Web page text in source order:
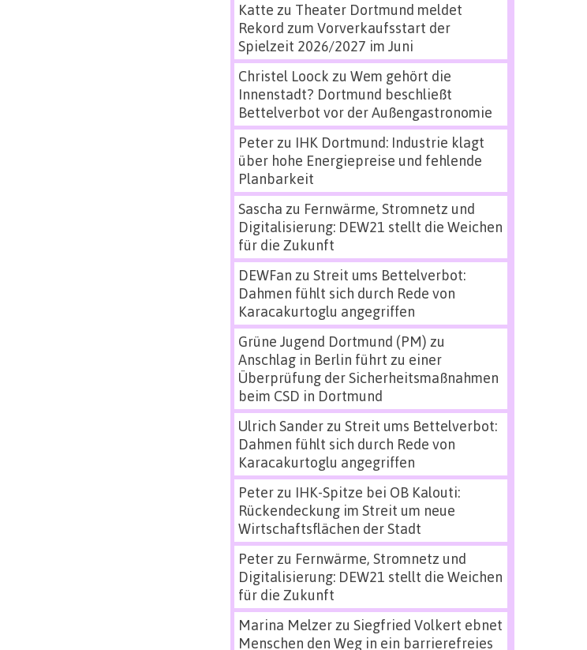
Katte zu Theater Dortmund meldet
Rekord zum Vorverkaufsstart der
Spielzeit 2026/2027 im Juni
Christel Loock zu Wem gehört die
Innenstadt? Dortmund beschließt
Bettelverbot vor der Außengastronomie
Peterzu IHK Dortmund: Industrie klagt
über hohe Energiepreise und fehlende
Planbarkeit
Sascha zu Fernwärme, Stromnetz und
Digitalisierung: DEW21 stellt die Weichen
für die Zukunft
DEWFan zu Streit ums Bettelverbot:
Dahmen fühlt sich durch Rede von
Karacakurtoglu angegriffen
Grüne Jugend Dortmund (PM) zu
Anschlag in Berlin führt zu einer
Überprüfung der Sicherheitsmaßnahmen
beim CSD in Dortmund
Ulrich Sanderzu Streit ums Bettelverbot:
Dahmen fühlt sich durch Rede von
Karacakurtoglu angegriffen
Peterzu IHK-Spitze bei OB Kalouti:
Rückendeckung im Streit um neue
Wirtschaftsflächen der Stadt
Peterzu Fernwärme, Stromnetz und
Digitalisierung: DEW21 stellt die Weichen
für die Zukunft
Marina Melzerzu Siegfried Volkert ebnet
Menschen den Weg in ein barrierefreies